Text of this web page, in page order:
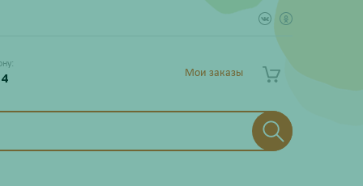
Мои заказы